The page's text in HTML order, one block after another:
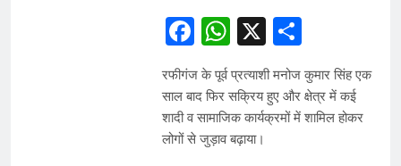
Facebook
WhatsApp
X
रफीगंज के पूर्व प्रत्याशी मनोज कुमार सिंह एक
साल बाद फिर सक्रिय हुए और क्षेत्र में कई
शादी व सामाजिक कार्यक्रमों में शामिल होकर
लोगों से जुड़ाव बढ़ाया।